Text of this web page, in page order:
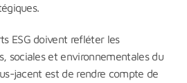
ESG doivent refléter les
sociales et environnementales du
jacent est de rendre compte de